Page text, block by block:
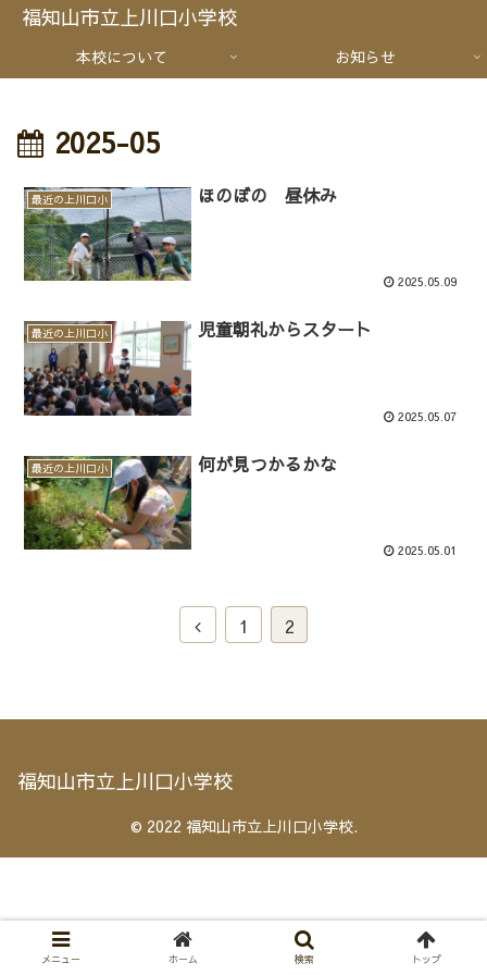
福知山市立上川口小学校
本校について お知らせ
2025-05
最近の上川口小 ほのぼの 昼休み
2025.05.09
最近の上川口小 児童朝礼からスタート
2025.05.07
最近の上川口小 何が見つかるかな
2025.05.01
1 2
福知山市立上川口小学校
© 2022 福知山市立上川口小学校.
メニュー ホーム 検索 トップ